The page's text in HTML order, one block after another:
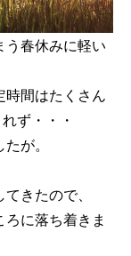
う春休みに軽い
時間はたくさん
ず・・・
が。
きたので、
ろに落ち着きま